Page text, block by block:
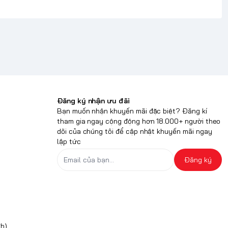
Đăng ký nhận ưu đãi
Bạn muốn nhận khuyến mãi đặc biệt? Đăng kí
tham gia ngay cộng động hơn 18.000+ người theo
dõi của chúng tôi để cập nhật khuyến mãi ngay
lập tức
Đăng ký